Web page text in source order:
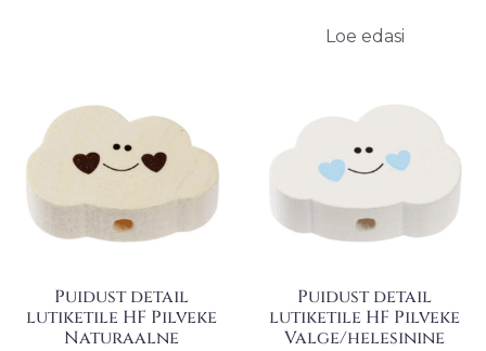
Loe edasi
Puidust detail
lutiketile HF Pilveke
Naturaalne
Puidust detail
lutiketile HF Pilveke
Valge/helesinine